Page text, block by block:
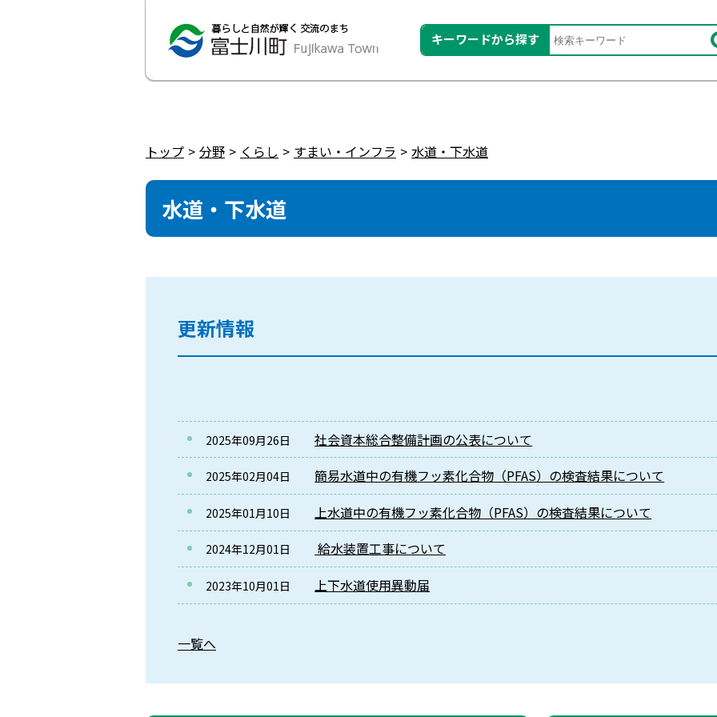
キーワードから探す
トップ 分野 くらし すまい・インフラ 水道・下水道
水道・下水道
更新情報
2025年09月26日 社会資本総合整備計画の公表について
2025年02月04日 簡易水道中の有機フッ素化合物（PFAS）の検査結果について
2025年01月10日 上水道中の有機フッ素化合物（PFAS）の検査結果について
2024年12月01日 給水装置工事について
2023年10月01日 上下水道使用異動届
一覧へ